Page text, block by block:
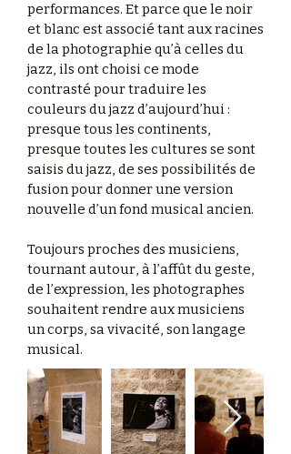
performances. Et parce que le noir
et blanc est associé tant aux racines
de la photographie qu’à celles du
jazz, ils ont choisi ce mode
contrasté pour traduire les
couleurs du jazz d’aujourd’hui :
presque tous les continents,
presque toutes les cultures se sont
saisis du jazz, de ses possibilités de
fusion pour donner une version
nouvelle d’un fond musical ancien.
Toujours proches des musiciens,
tournant autour, à l’affût du geste,
de l’expression, les photographes
souhaitent rendre aux musiciens
un corps, sa vivacité, son langage
musical.